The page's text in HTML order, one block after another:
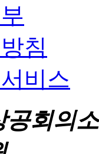
침
비스
공회의소